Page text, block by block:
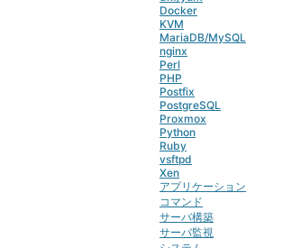
Docker
KVM
MariaDB/MySQL
nginx
Perl
PHP
Postfix
PostgreSQL
Proxmox
Python
Ruby
vsftpd
Xen
アプリケーション
コマンド
サーバ構築
サーバ監視